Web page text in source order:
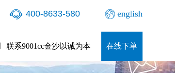
400-8633-580 english
联系9001cc金沙以诚为本 在线下单